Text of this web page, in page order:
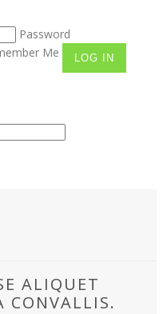
Password
Me
ALIQUET
CONVALLIS.